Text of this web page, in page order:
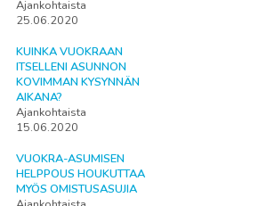
Ajankohtaista
25.06.2020
KUINKA VUOKRAAN
ITSELLENI ASUNNON
KOVIMMAN KYSYNNÄN
AIKANA?
Ajankohtaista
15.06.2020
VUOKRA-ASUMISEN
HELPPOUS HOUKUTTAA
MYÖS OMISTUSASUJIA